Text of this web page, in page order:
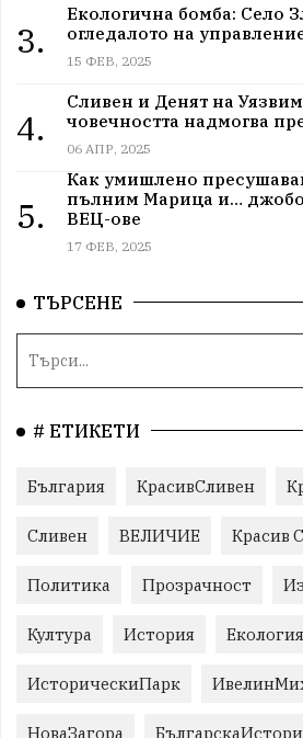
3.
Екологична бомба: Село
огледалото на
15 ФЕВ, 2025
4.
Сливен и Денят на
човечността надмогва
06 АПР, 2025
5.
Как умишлено
пълним Марица и…
ВЕЦ-ове
17 ФЕВ, 2025
ТЪРСЕНЕ
# ЕТИКЕТИ
България КрасивСливен
Сливен ВЕЛИЧИЕ Красив
Политика Прозрачност
Култура История Екология
ИсторическиПарк
НоваЗагора